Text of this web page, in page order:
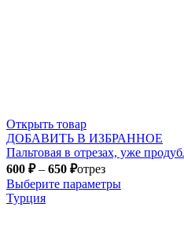
Открыть товар
ДОБАВИТЬ В ИЗБРАННОЕ
Пальтовая в отрезах, уже
600 ₽– 650 ₽отрез
Выберите параметры
Турция